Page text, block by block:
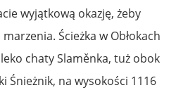
wyjątkową okazję, żeby
marzenia. Ścieżka w Obłokach
chaty Slaměnka, tuż obok
Śnieżnik, na wysokości 1116